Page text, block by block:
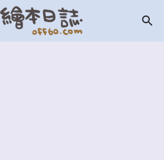
跳到主要內容